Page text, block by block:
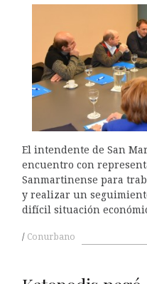
El intendente de San
encuentro con
Sanmartinense para
y realizar un
difícil situación
Conurbano